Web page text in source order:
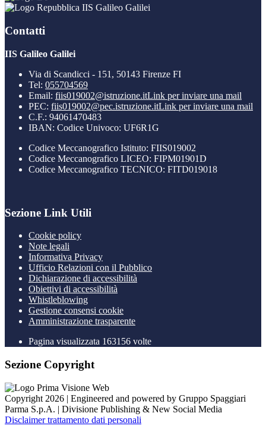
IIS Galileo Galilei
Contatti
IIS Galileo Galilei
Via di Scandicci - 151, 50143 Firenze FI
Tel: 055704569
Email: fiis019002@istruzione.itLink per inviare una mail
PEC: fiis019002@pec.istruzione.itLink per inviare una mail
C.F.: 94061470483
IBAN: Codice Univoco: UF6R1G
Codice Meccanografico Istituto: FIIS019002
Codice Meccanografico LICEO: FIPM01901D
Codice Meccanografico TECNICO: FITD019018
Sezione Link Utili
Cookie policy
Note legali
Informativa Privacy
Ufficio Relazioni con il Pubblico
Dichiarazione di accessibilità
Obiettivi di accessibilità
Whistleblowing
Gestione consensi cookie
Amministrazione trasparente
Pagina visualizzata 163156 volte
Sezione Copyright
Copyright 2026 | Engineered and powered by Gruppo Spaggiari
Parma S.p.A. | Divisione Publishing & New Social Media
Disclaimer trattamento dati personali